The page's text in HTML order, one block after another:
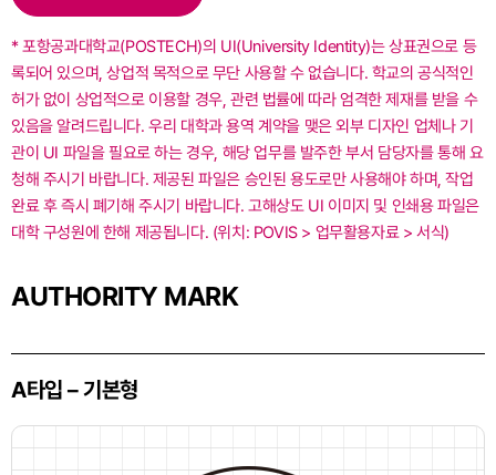
* 포항공과대학교(POSTECH)의 UI(University Identity)는 상표권으로 등
록되어 있으며, 상업적 목적으로 무단 사용할 수 없습니다. 학교의 공식적인
허가 없이 상업적으로 이용할 경우, 관련 법률에 따라 엄격한 제재를 받을 수
있음을 알려드립니다. 우리 대학과 용역 계약을 맺은 외부 디자인 업체나 기
관이 UI 파일을 필요로 하는 경우, 해당 업무를 발주한 부서 담당자를 통해 요
청해 주시기 바랍니다. 제공된 파일은 승인된 용도로만 사용해야 하며, 작업
완료 후 즉시 폐기해 주시기 바랍니다. 고해상도 UI 이미지 및 인쇄용 파일은
대학 구성원에 한해 제공됩니다. (위치: POVIS > 업무활용자료 > 서식)
AUTHORITY MARK
A타입 – 기본형